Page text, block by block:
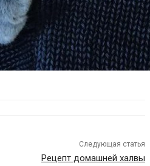
Следующая статья
Рецепт домашней халвы